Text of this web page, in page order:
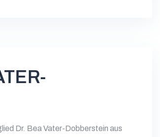
Dr. Bea Vater-Dobberstein aus